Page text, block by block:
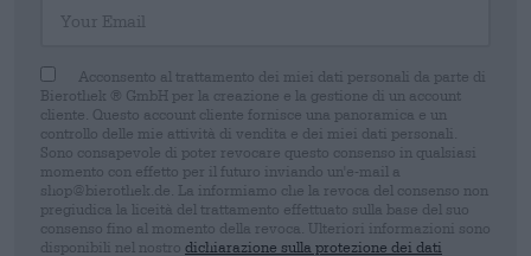
Acconsento al trattamento dei miei dati personali da parte di
Bierothek ® GmbH per la creazione e la gestione di un account
cliente. Questo account cliente fornisce una panoramica e un
controllo delle mie attività di vendita e dei miei dati personali.
Sono consapevole di poter revocare questo consenso in qualsiasi
momento con effetto per il futuro inviando un'e-mail a
shop@bierothek.de. La informiamo che la revoca del consenso non
pregiudica la liceità del trattamento effettuato sulla base del suo
consenso fino al momento della revoca. Ulteriori informazioni sono
disponibili nel nostro dichiarazione sulla protezione dei dati